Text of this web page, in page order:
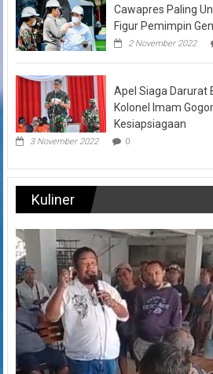
Cawapres Paling
Figur Pemimpin
2 November 2022
Apel Siaga Darurat
Kolonel Imam
Kesiapsiagaan
3 November 2022 0
Kuliner